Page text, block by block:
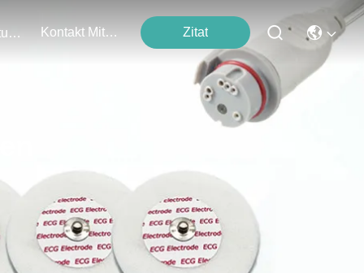
Veranstaltungen Kontakt Mit Uns Zitat